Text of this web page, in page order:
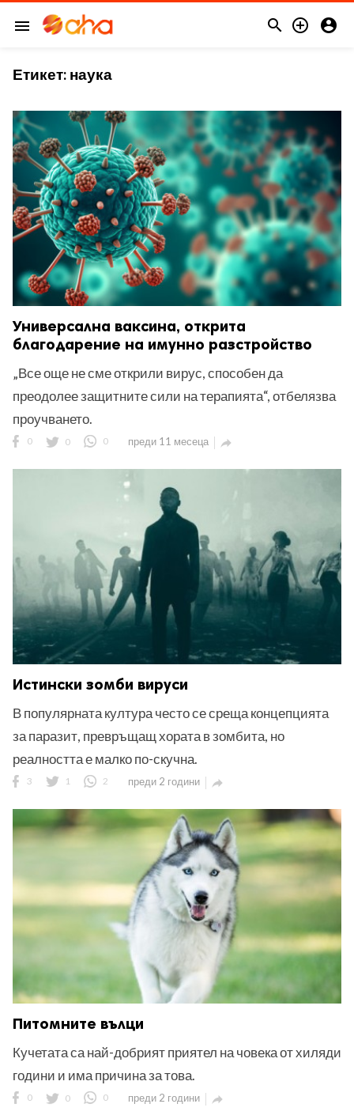
menu   
Етикет: наука
Универсална ваксина, открита
благодарение на имунно разстройство
„Все още не сме открили вирус, способен да
преодолее защитните сили на терапията“, отбелязва
проучването.
0 0 0 преди 11 месеца 
Истински зомби вируси
В популярната култура често се среща концепцията
за паразит, превръщащ хората в зомбита, но
реалността е малко по-скучна.
3 1 2 преди 2 години 
Питомните вълци
Кучетата са най-добрият приятел на човека от хиляди
години и има причина за това.
0 0 0 преди 2 години 